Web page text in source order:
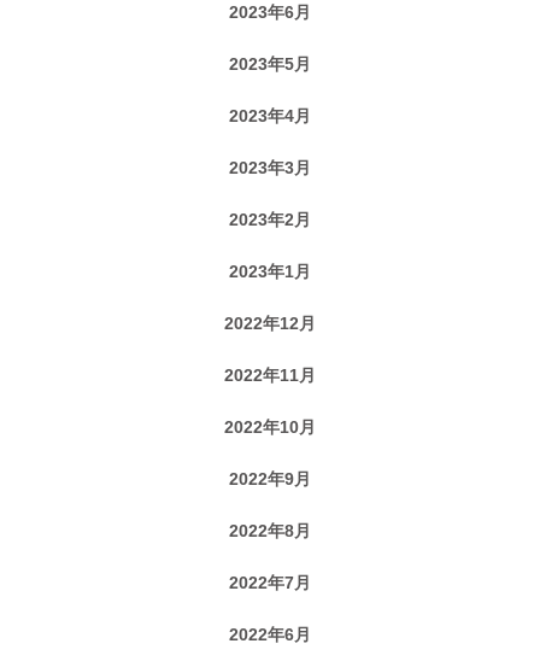
2023年6月
2023年5月
2023年4月
2023年3月
2023年2月
2023年1月
2022年12月
2022年11月
2022年10月
2022年9月
2022年8月
2022年7月
2022年6月